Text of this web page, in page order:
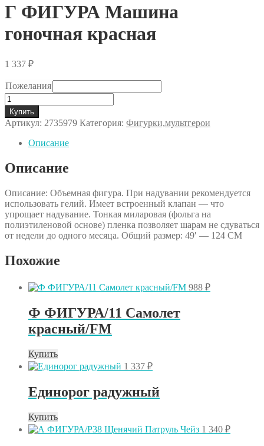
Г ФИГУРА Машина
гоночная красная
1 337 ₽
Пожелания
Количество
товара
Г
ФИГУРА
Машина
гоночная
красная
Купить
Артикул: 2735979 Категория: Фигурки,мультгерои
Описание
Описание
Описание: Объемная фигура. При надувании рекомендуется
использовать гелий. Имеет встроенный клапан — что
упрощает надувание. Тонкая миларовая (фольга на
полиэтиленовой основе) пленка позволяет шарам не сдуваться
от недели до одного месяца. Общий размер: 49′ — 124 СМ
Похожие
988 ₽
Ф ФИГУРА/11 Самолет
красный/FM
Купить
1 337 ₽
Единорог радужный
Купить
1 340 ₽